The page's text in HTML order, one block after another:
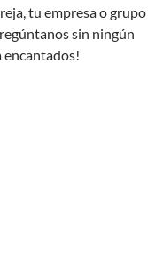
tu empresa o grupo
sin ningún
encantados!